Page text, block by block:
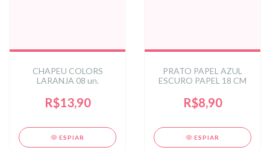
CHAPEU COLORS
LARANJA 08 un.
R$13,90
ESPIAR
PRATO PAPEL AZUL
ESCURO PAPEL 18 CM
R$8,90
ESPIAR